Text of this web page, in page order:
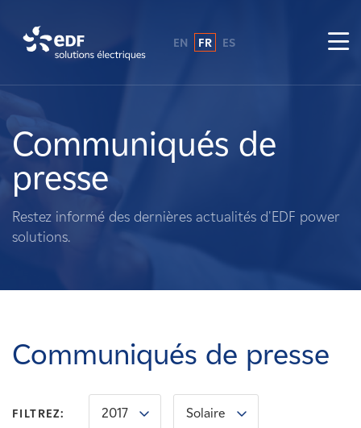
A propos de nous
Ce que nous faisons
Propriétaires fonciers
Carrières
Nouvelles
EN FR ES
Communiqués de
presse
Restez informé des dernières actualités d'EDF power
solutions.
Communiqués de presse
FILTREZ: 2017 Solaire